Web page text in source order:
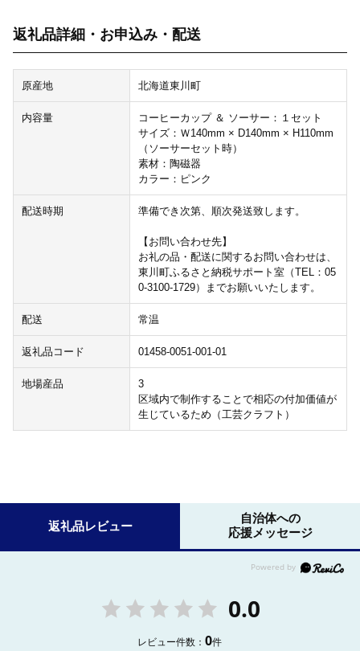
返礼品詳細・お申込み・配送
原産地 北海道東川町
内容量
コーヒーカップ ＆ ソーサー：１セット
サイズ：Ｗ140mm × D140mm × H110mm
（ソーサーセット時）
素材：陶磁器
カラー：ピンク
配送時期 準備でき次第、順次発送致します。
【お問い合わせ先】
お礼の品・配送に関するお問い合わせは、
東川町ふるさと納税サポート室（TEL：05
0-3100-1729）までお願いいたします。
配送 常温
返礼品コード 01458-0051-001-01
地場産品
3
区域内で制作することで相応の付加価値が
生じているため（工芸クラフト）
返礼品レビュー
自治体への
応援メッセージ
0.0
レビュー件数：0件